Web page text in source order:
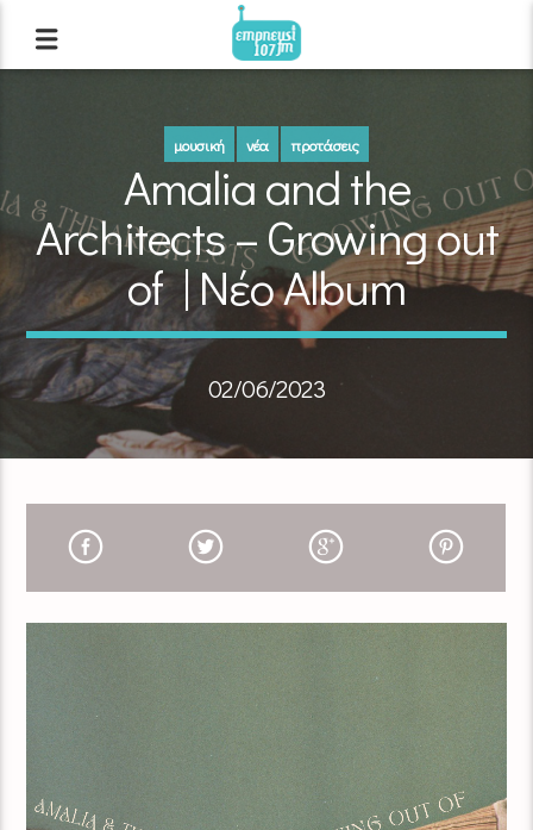
μουσική νέα προτάσεις
Αmalia and the
Architects – Growing out
of | Νέο Album
02/06/2023